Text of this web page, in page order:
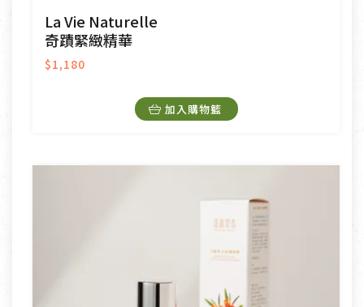
La Vie Naturelle
奇蹟緊緻精華
$1,180
加入購物籃